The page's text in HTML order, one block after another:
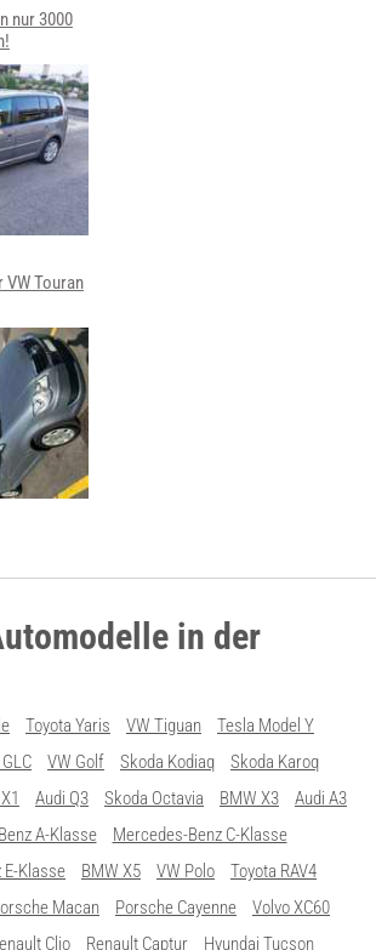
nur 3000
VW Touran
in der
Toyota Yaris VW Tiguan
Tesla Model Y
VW Golf Skoda Kodiaq
Skoda Karoq
Audi Q3 Skoda Octavia BMW X3
Audi A3
A-Klasse
Mercedes-Benz C-Klasse
Klasse
BMW X5 VW Polo
Toyota RAV4
Macan Porsche Cayenne
Volvo XC60
Clio Renault Captur Hyundai Tucson